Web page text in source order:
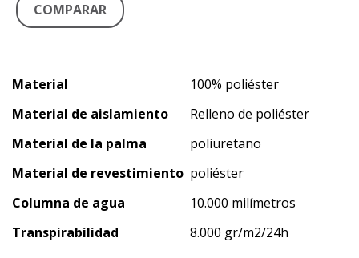
COMPARAR
Material
100% poliéster
Material de aislamiento
Relleno de poliéster
Material de la palma
poliuretano
Material de revestimiento poliéster
Columna de agua
10.000 milímetros
Transpirabilidad
8.000 gr/m2/24h